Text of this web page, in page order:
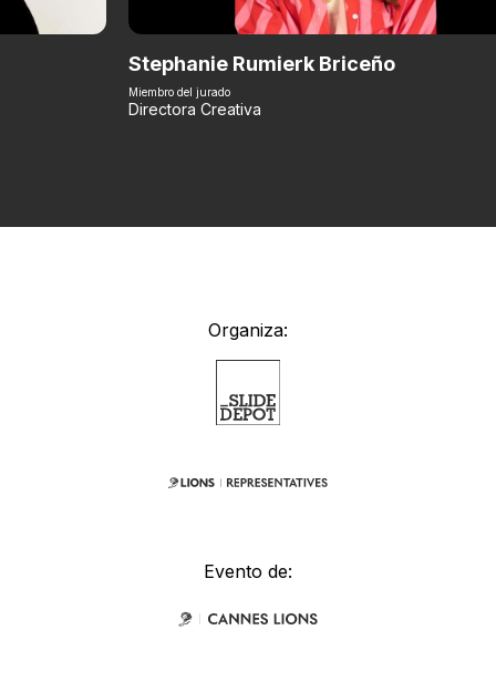
Stephanie Rumierk Briceño
Miembro del jurado
Directora Creativa
Organiza:
Evento de: